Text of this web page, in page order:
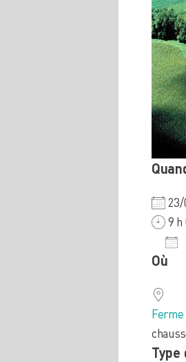
9 h
Où
Type